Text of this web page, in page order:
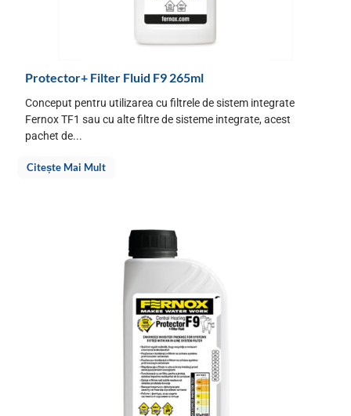
Protector+ Filter Fluid F9 265ml
Conceput pentru utilizarea cu filtrele de sistem integrate
Fernox TF1 sau cu alte filtre de sisteme integrate, acest
pachet de...
Citește Mai Mult